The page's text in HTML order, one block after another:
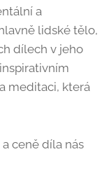
a
lidské tělo,
dílech v jeho
meditaci, která
ceně díla nás